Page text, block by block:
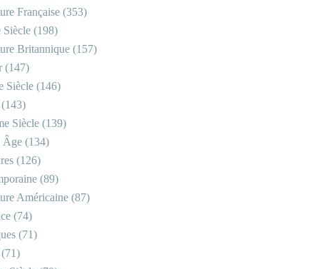
Française (353)
Siècle (198)
Britannique (157)
(147)
Siècle (146)
(143)
Siècle (139)
Âge (134)
(126)
(89)
Américaine (87)
(74)
(71)
(71)